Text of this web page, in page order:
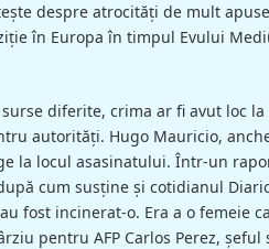
despre atrocități de mult
în Europa în timpul Evului
diferite, crima ar fi avut loc
autorități. Hugo Mauricio,
la locul asasinatului. Într-un
cum susţine şi cotidianul
fost incinerat-o. Era a o femeie
pentru AFP Carlos Perez,